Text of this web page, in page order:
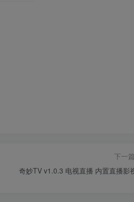
下一
奇妙TV v1.0.3 电视直播 内置直播影